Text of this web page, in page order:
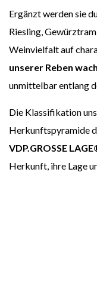
Ergänzt werden sie
Riesling,
Weinvielfalt auf
unserer Reben
unmittelbar entlang
Die Klassifikation
Herkunftspyramide
VDP.GROSSE
Herkunft, ihre Lage